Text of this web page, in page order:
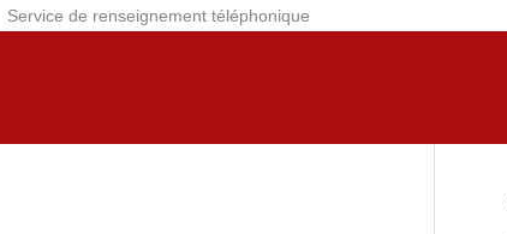
Service de renseignement téléphonique